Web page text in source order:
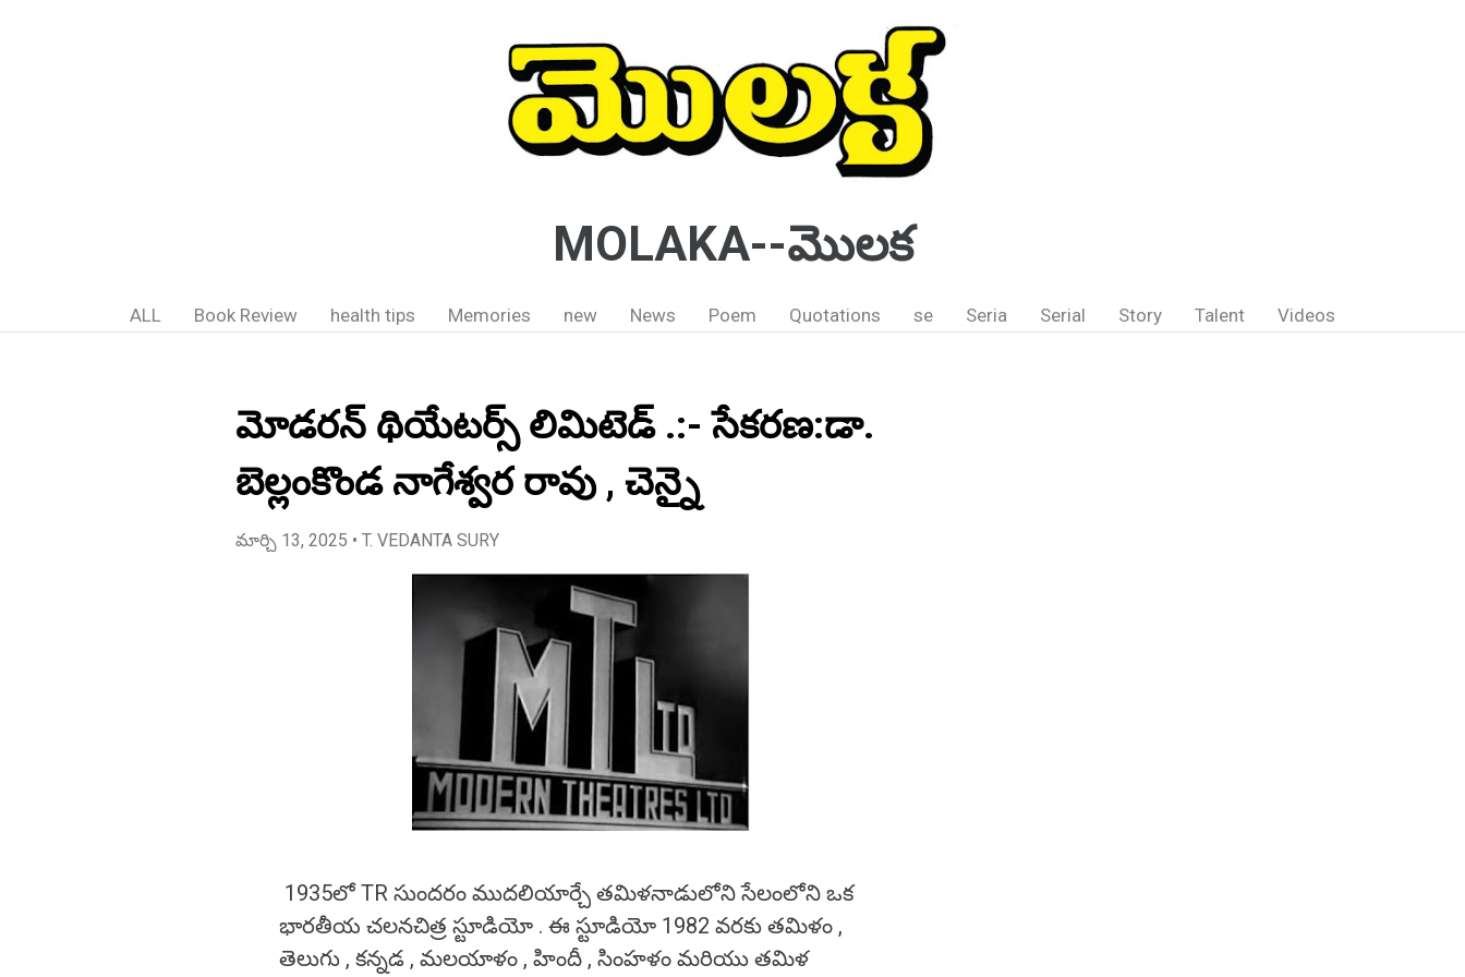
MOLAKA--మొలక
ALL Book Review health tips Memories new News Poem Quotations se Seria Serial Story Talent Videos
మోడరన్ థియేటర్స్ లిమిటెడ్ .:- సేకరణ:డా.
బెల్లంకొండ నాగేశ్వర రావు , చెన్నై
మార్చి 13, 2025 • T. VEDANTA SURY
1935లో TR సుందరం ముదలియార్చే తమిళనాడులోని సేలంలోని ఒక
భారతీయ చలనచిత్ర స్టూడియో . ఈ స్టూడియో 1982 వరకు తమిళం ,
తెలుగు , కన్నడ , మలయాళం , హిందీ , సింహళం మరియు తమిళ